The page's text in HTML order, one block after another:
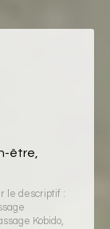
être,
le descriptif :
Kobido,